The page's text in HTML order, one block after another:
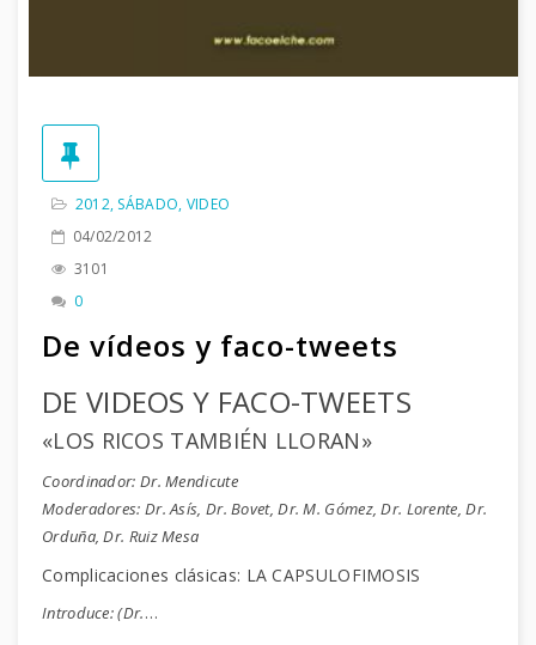
2012, SÁBADO, VIDEO
04/02/2012
3101
0
De vídeos y faco-tweets
DE VIDEOS Y FACO-TWEETS
«LOS RICOS TAMBIÉN LLORAN»
Coordinador: Dr. Mendicute
Moderadores: Dr. Asís, Dr. Bovet, Dr. M. Gómez, Dr. Lorente, Dr.
Orduña, Dr. Ruiz Mesa
Complicaciones clásicas: LA CAPSULOFIMOSIS
Introduce: (Dr.…